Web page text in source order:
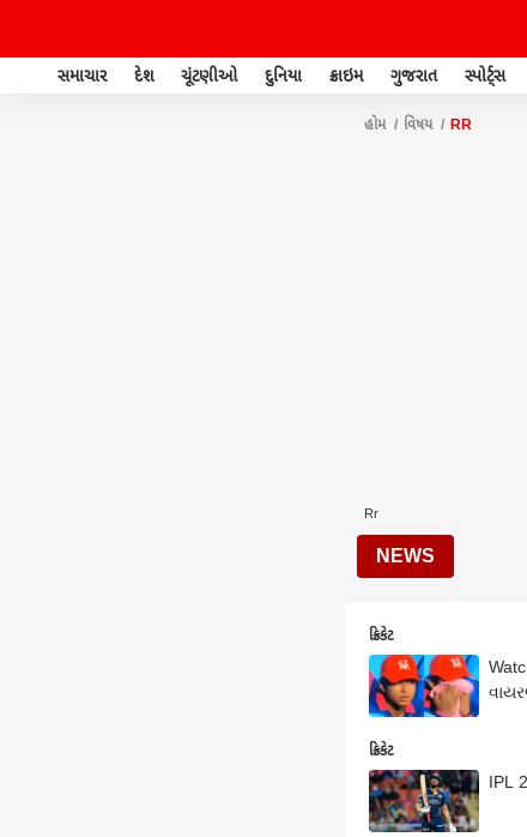
સમાચાર દેશ ચૂંટણીઓ દુનિયા ક્રાઇમ ગુજરાત સ્પોર્ટ્સ
હોમ વિષય RR
Rr
NEWS
ક્રિકેટ
ક્રિકેટ
IPL